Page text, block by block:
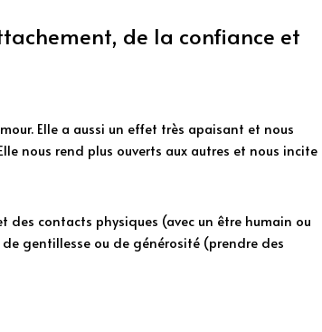
de la confiance et
Elle a aussi un effet très apaisant et nous
nous rend plus ouverts aux autres et nous incite
des contacts physiques (avec un être humain ou
gentillesse ou de générosité (prendre des